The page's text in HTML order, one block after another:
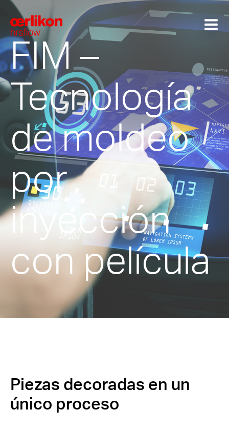
FIM –
Tecnología
de moldeo
por
inyección
con película
Piezas decoradas en un
único proceso